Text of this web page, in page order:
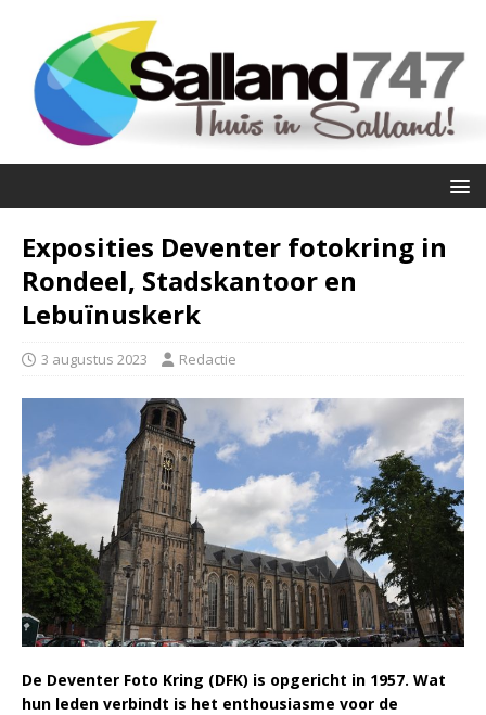
Exposities Deventer fotokring in
Rondeel, Stadskantoor en
Lebuïnuskerk
3 augustus 2023 Redactie
De Deventer Foto Kring (DFK) is opgericht in 1957. Wat
hun leden verbindt is het enthousiasme voor de